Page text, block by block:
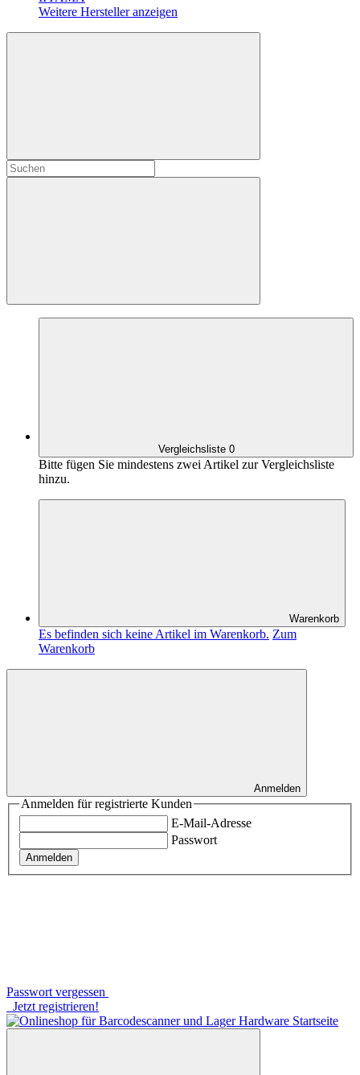
Weitere Hersteller anzeigen
Vergleichsliste 0
Bitte fügen Sie mindestens zwei Artikel zur Vergleichsliste
hinzu.
Warenkorb
Es befinden sich keine Artikel im Warenkorb. Zum
Warenkorb
Anmelden
Anmelden für registrierte Kunden
E-Mail-Adresse
Passwort
Anmelden
Passwort vergessen
Jetzt registrieren!